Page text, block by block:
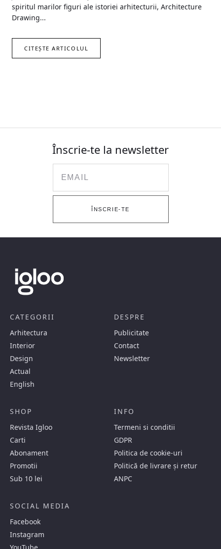
spiritul marilor figuri ale istoriei arhitecturii, Architecture
Drawing...
CITEȘTE ARTICOLUL
Înscrie-te la newsletter
ÎNSCRIE-TE
CATEGORII
Arhitectura
Interior
Design
Actual
English
DESPRE
Publicitate
Contact
Newsletter
SHOP
Revista Igloo
Carti
Abonament
Promotii
Sub 10 lei
INFO
Termeni si conditii
GDPR
Politica de cookie-uri
Politică de livrare și retur
ANPC
SOCIAL MEDIA
Facebook
Instagram
YouTube